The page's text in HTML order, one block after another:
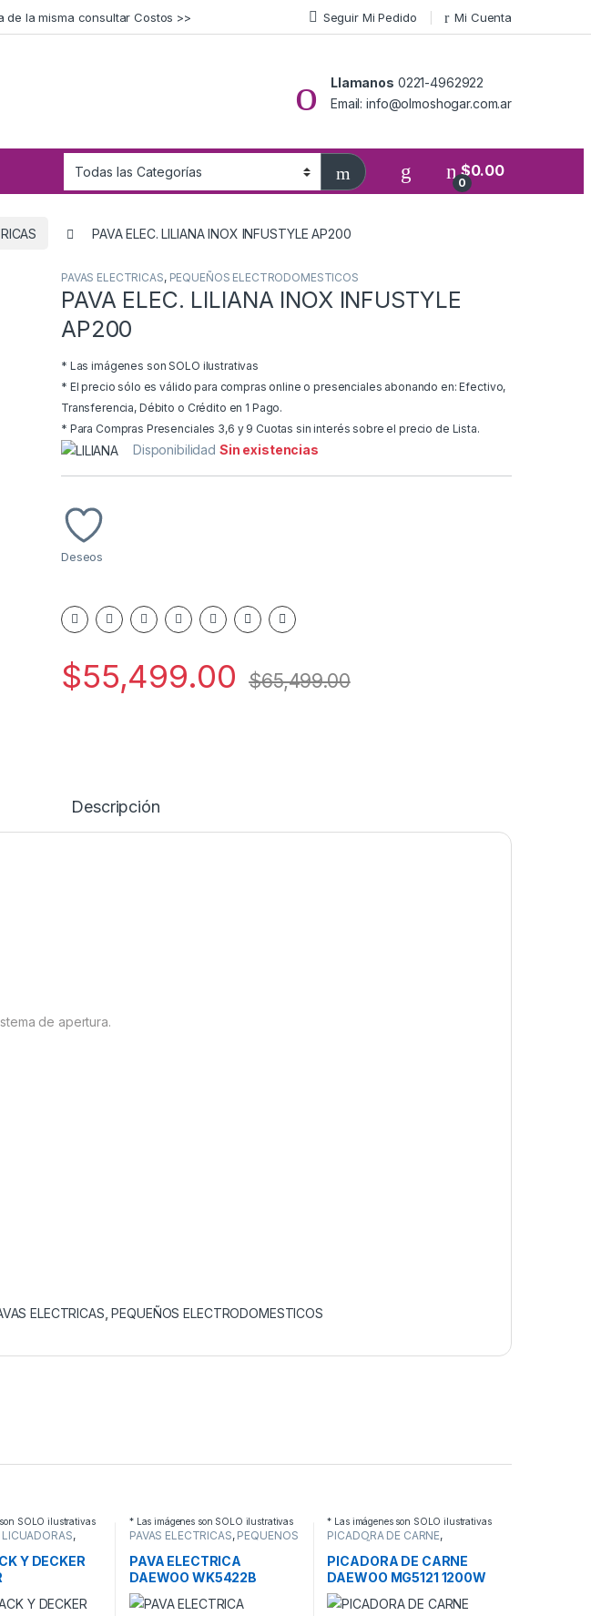
de la misma consultar Costos >> Seguir Mi Pedido Mi Cuenta
Llamanos 0221-4962922
Email: info@olmoshogar.com.ar
0
$0.00
PAVA ELEC. LILIANA INOX INFUSTYLE AP200
PAVAS ELECTRICAS, PEQUEÑOS ELECTRODOMESTICOS
PAVA ELEC. LILIANA INOX INFUSTYLE
AP200
* Las imágenes son SOLO ilustrativas
* El precio sólo es válido para compras online o presenciales abonando en: Efectivo,
Transferencia, Débito o Crédito en 1 Pago.
* Para Compras Presenciales 3,6 y 9 Cuotas sin interés sobre el precio de Lista.
Disponibilidad Sin existencias
Deseos
$55,499.00 $65,499.00
Descripción
de apertura.
ELECTRICAS, PEQUEÑOS ELECTRODOMESTICOS
SOLO ilustrativas
,
Y DECKER
* Las imágenes son SOLO ilustrativas
PAVAS ELECTRICAS, PEQUEÑOS
PAVA ELECTRICA
DAEWOO WK5422B
NEGRA
* Las imágenes son SOLO ilustrativas
PICADORA DE CARNE,
ELECTRODOMESTICOS
PICADORA DE CARNE
DAEWOO MG5121 1200W